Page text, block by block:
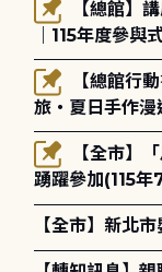
｜115年度參
場！
旅・夏日手作
報名
踴躍參加(115年
【全市】新北